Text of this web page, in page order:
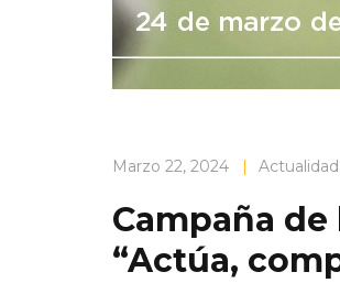
Marzo 22, 2024 | Actualidad
Campaña
“Actúa,